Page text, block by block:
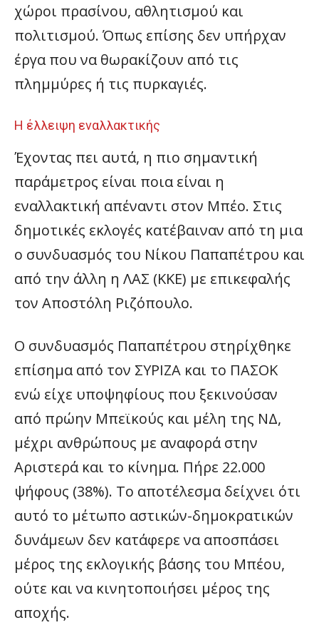
χώροι πρασίνου, αθλητισμού και
πολιτισμού. Όπως επίσης δεν υπήρχαν
έργα που να θωρακίζουν από τις
πλημμύρες ή τις πυρκαγιές.
Η έλλειψη εναλλακτικής
Έχοντας πει αυτά, η πιο σημαντική
παράμετρος είναι ποια είναι η
εναλλακτική απέναντι στον Μπέο. Στις
δημοτικές εκλογές κατέβαιναν από τη μια
ο συνδυασμός του Νίκου Παπαπέτρου και
από την άλλη η ΛΑΣ (ΚΚΕ) με επικεφαλής
τον Αποστόλη Ριζόπουλο.
Ο συνδυασμός Παπαπέτρου στηρίχθηκε
επίσημα από τον ΣΥΡΙΖΑ και το ΠΑΣΟΚ
ενώ είχε υποψηφίους που ξεκινούσαν
από πρώην Μπεϊκούς και μέλη της ΝΔ,
μέχρι ανθρώπους με αναφορά στην
Αριστερά και το κίνημα. Πήρε 22.000
ψήφους (38%). Το αποτέλεσμα δείχνει ότι
αυτό το μέτωπο αστικών-δημοκρατικών
δυνάμεων δεν κατάφερε να αποσπάσει
μέρος της εκλογικής βάσης του Μπέου,
ούτε και να κινητοποιήσει μέρος της
αποχής.